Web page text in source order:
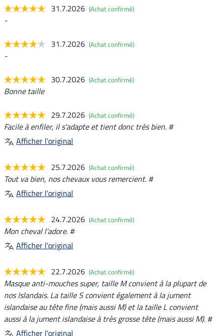
31.7.2026 (Achat confirmé)
-
31.7.2026 (Achat confirmé)
-
30.7.2026 (Achat confirmé)
Bonne taille
29.7.2026 (Achat confirmé)
Facile à enfiler, il s'adapte et tient donc très bien. #
Afficher l'original
25.7.2026 (Achat confirmé)
Tout va bien, nos chevaux vous remercient. #
Afficher l'original
24.7.2026 (Achat confirmé)
Mon cheval l'adore. #
Afficher l'original
22.7.2026 (Achat confirmé)
Masque anti-mouches super, taille M convient à la plupart de
nos Islandais. La taille S convient également à la jument
islandaise au tête fine (mais aussi M) et la taille L convient
aussi à la jument islandaise à très grosse tête (mais aussi M). #
Afficher l'original